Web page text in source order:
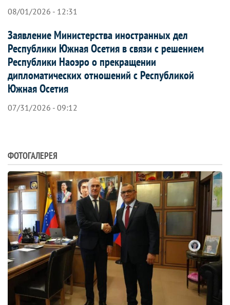
08/01/2026 - 12:31
Заявление Министерства иностранных дел
Республики Южная Осетия в связи с решением
Республики Наоэро о прекращении
дипломатических отношений с Республикой
Южная Осетия
07/31/2026 - 09:12
ФОТОГАЛЕРЕЯ